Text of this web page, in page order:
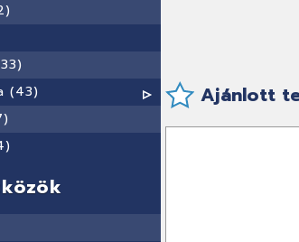
(43)
Ajánlott